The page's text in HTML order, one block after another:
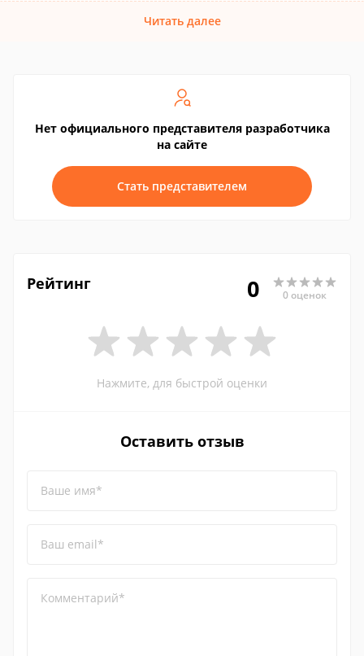
Читать далее
Нет официального представителя разработчика
на сайте
Стать представителем
Рейтинг 0 0 оценок
Нажмите, для быстрой оценки
Оставить отзыв
Ваше имя*
Ваш email*
Комментарий*